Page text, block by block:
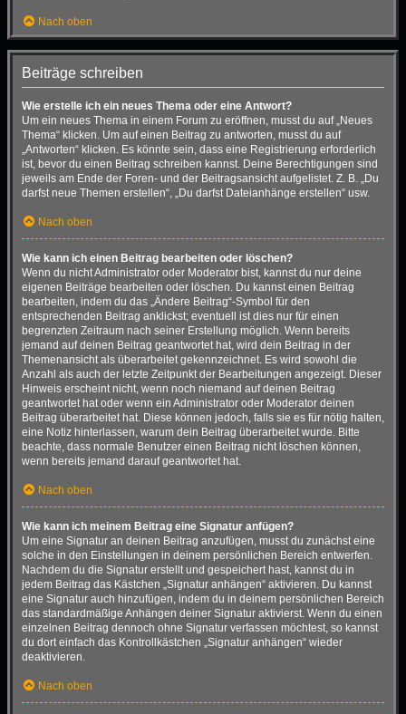
Nach oben
Beiträge schreiben
Wie erstelle ich ein neues Thema oder eine Antwort?
Um ein neues Thema in einem Forum zu eröffnen, musst du auf „Neues
Thema“ klicken. Um auf einen Beitrag zu antworten, musst du auf
„Antworten“ klicken. Es könnte sein, dass eine Registrierung erforderlich
ist, bevor du einen Beitrag schreiben kannst. Deine Berechtigungen sind
jeweils am Ende der Foren- und der Beitragsansicht aufgelistet. Z. B. „Du
darfst neue Themen erstellen“, „Du darfst Dateianhänge erstellen“ usw.
Nach oben
Wie kann ich einen Beitrag bearbeiten oder löschen?
Wenn du nicht Administrator oder Moderator bist, kannst du nur deine
eigenen Beiträge bearbeiten oder löschen. Du kannst einen Beitrag
bearbeiten, indem du das „Ändere Beitrag“-Symbol für den
entsprechenden Beitrag anklickst; eventuell ist dies nur für einen
begrenzten Zeitraum nach seiner Erstellung möglich. Wenn bereits
jemand auf deinen Beitrag geantwortet hat, wird dein Beitrag in der
Themenansicht als überarbeitet gekennzeichnet. Es wird sowohl die
Anzahl als auch der letzte Zeitpunkt der Bearbeitungen angezeigt. Dieser
Hinweis erscheint nicht, wenn noch niemand auf deinen Beitrag
geantwortet hat oder wenn ein Administrator oder Moderator deinen
Beitrag überarbeitet hat. Diese können jedoch, falls sie es für nötig halten,
eine Notiz hinterlassen, warum dein Beitrag überarbeitet wurde. Bitte
beachte, dass normale Benutzer einen Beitrag nicht löschen können,
wenn bereits jemand darauf geantwortet hat.
Nach oben
Wie kann ich meinem Beitrag eine Signatur anfügen?
Um eine Signatur an deinen Beitrag anzufügen, musst du zunächst eine
solche in den Einstellungen in deinem persönlichen Bereich entwerfen.
Nachdem du die Signatur erstellt und gespeichert hast, kannst du in
jedem Beitrag das Kästchen „Signatur anhängen“ aktivieren. Du kannst
eine Signatur auch hinzufügen, indem du in deinem persönlichen Bereich
das standardmäßige Anhängen deiner Signatur aktivierst. Wenn du einen
einzelnen Beitrag dennoch ohne Signatur verfassen möchtest, so kannst
du dort einfach das Kontrollkästchen „Signatur anhängen“ wieder
deaktivieren.
Nach oben